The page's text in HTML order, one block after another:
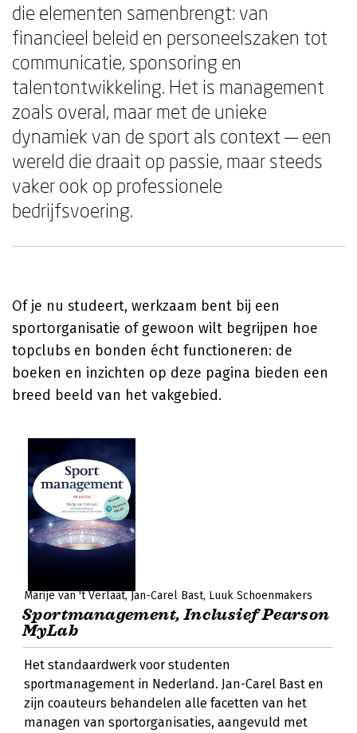
die elementen samenbrengt: van
financieel beleid en personeelszaken tot
communicatie, sponsoring en
talentontwikkeling. Het is management
zoals overal, maar met de unieke
dynamiek van de sport als context — een
wereld die draait op passie, maar steeds
vaker ook op professionele
bedrijfsvoering.
Of je nu studeert, werkzaam bent bij een
sportorganisatie of gewoon wilt begrijpen hoe
topclubs en bonden écht functioneren: de
boeken en inzichten op deze pagina bieden een
breed beeld van het vakgebied.
Marije van 't Verlaat Jan-Carel Bast Luuk Schoenmakers
Sportmanagement, Inclusief Pearson
MyLab
Het standaardwerk voor studenten
sportmanagement in Nederland. Jan-Carel Bast en
zijn coauteurs behandelen alle facetten van het
managen van sportorganisaties, aangevuld met